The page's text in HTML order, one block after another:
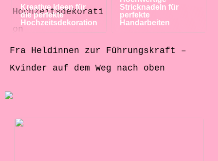
Kreative Ideen für
die perfekte
Hochzeitsdekoration
Stricknadeln für
perfekte
Handarbeiten
Fra Heldinnen zur Führungskraft –
Kvinder auf dem Weg nach oben